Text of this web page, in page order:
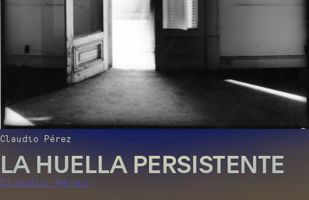
LA HUELLA PERSISTENTE
Claudio Pérez
Claudio Pérez